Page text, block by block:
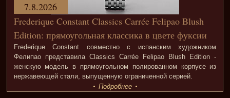
Frederique Constant Classics Carrée Felipao Blush
Edition: прямоугольная классика в цвете фуксии
Frederique Constant совместно с испанским художником
Фелипао представила Classics Carrée Felipao Blush Edition -
женскую модель в прямоугольном полированном корпусе из
нержавеющей стали, выпущенную ограниченной серией.
7.8.2026
Подробнее